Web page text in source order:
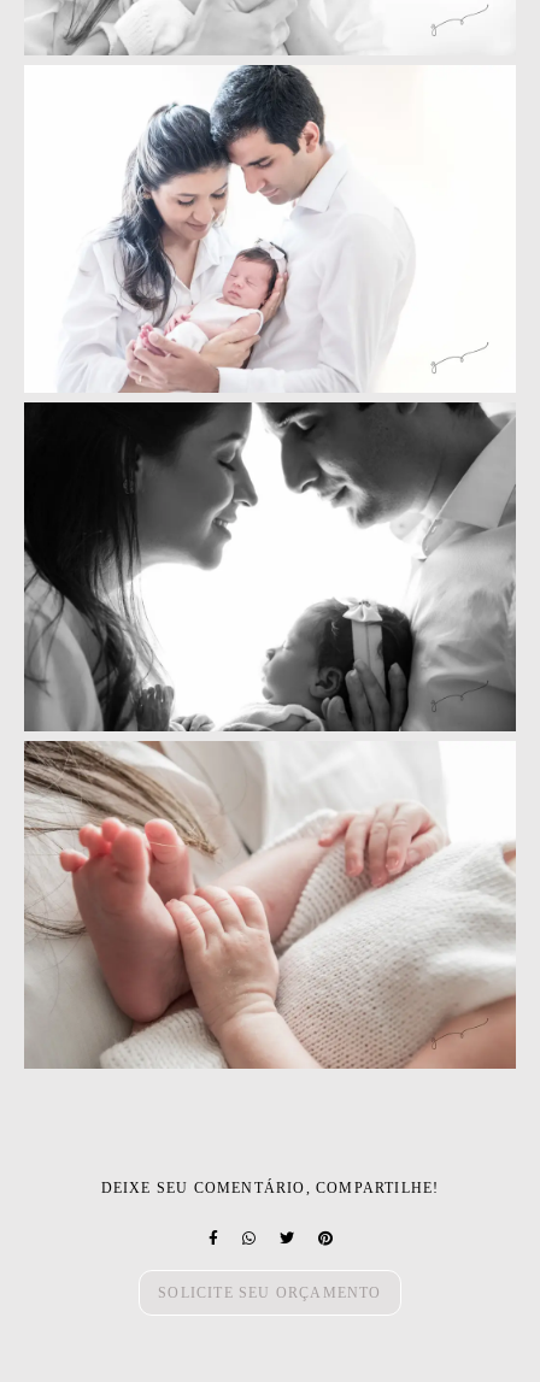
DEIXE SEU COMENTÁRIO, COMPARTILHE!
SOLICITE SEU ORÇAMENTO